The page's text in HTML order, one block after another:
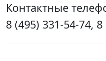
Контактные
8 (495) 331-54-74,